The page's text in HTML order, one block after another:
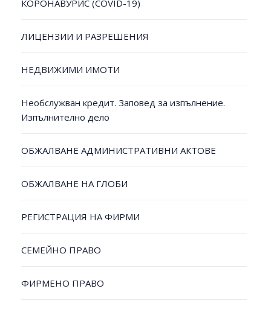
КОРОНАВУРИС (COVID-19)
ЛИЦЕНЗИИ И РАЗРЕШЕНИЯ
НЕДВИЖИМИ ИМОТИ
Необслужван кредит. Заповед за изпълнение.
Изпълнително дело
ОБЖАЛВАНЕ АДМИНИСТРАТИВНИ АКТОВЕ
ОБЖАЛВАНЕ НА ГЛОБИ
РЕГИСТРАЦИЯ НА ФИРМИ
СЕМЕЙНО ПРАВО
ФИРМЕНО ПРАВО